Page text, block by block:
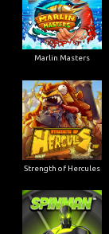
Marlin Masters
Strength of Hercules